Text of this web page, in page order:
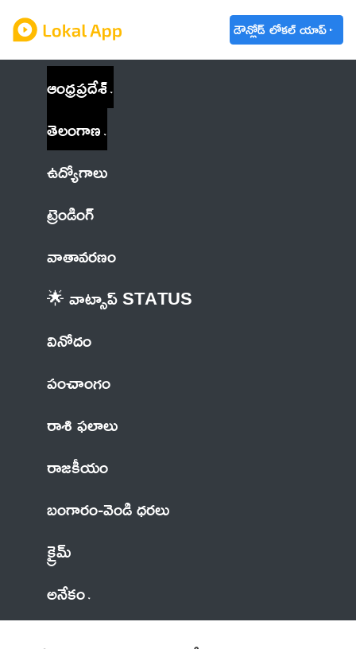
డౌన్లోడ్ లోకల్ యాప్
ఆంధ్రప్రదేశ్
తెలంగాణ
ఉద్యోగాలు
ట్రెండింగ్
వాతావరణం
🌟 వాట్సాప్ STATUS
వినోదం
పంచాంగం
రాశి ఫలాలు
రాజకీయం
బంగారం-వెండి ధరలు
క్రైమ్
అనేకం